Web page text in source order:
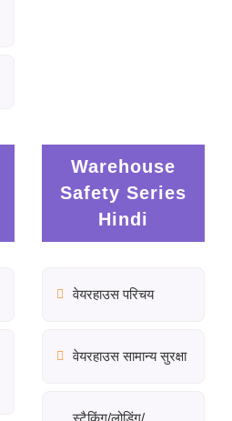
Warehouse
Safety Series
Hindi
वेयरहाउस परिचय
वेयरहाउस सामान्य सुरक्षा
स्टैकिंग/लोडिंग/